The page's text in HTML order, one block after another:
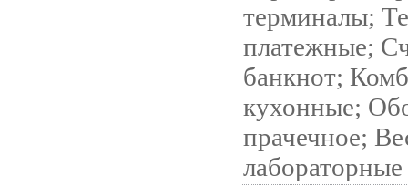
терминалы;
платежные;
банкнот;
кухонные;
прачечное;
лабораторные